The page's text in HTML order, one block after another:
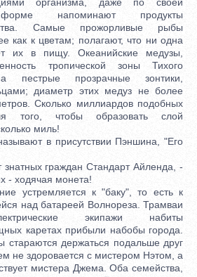
форме напоминают продукты
Самые прожорливые рыбы
как к цветам; полагают, что ни одна
их в пищу. Океанийские медузы,
тропической зоны Тихого
пестрые прозрачные зонтики,
диаметр этих медуз не более
Сколько миллиардов подобных
того, чтобы образовать слой
миль!
в присутствии Пэншина, "Его
граждан Стандарт Айленда, -
- ходячая монета!
устремляется к "баку", то есть к
над батареей Волнореза. Трамваи
экипажи набиты
каретах прибыли набобы города.
стараются держаться подальше друг
не здоровается с мистером Нэтом, а
мистера Джема. Оба семейства,